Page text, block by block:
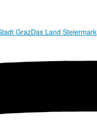
GrazDas Land Steiermark